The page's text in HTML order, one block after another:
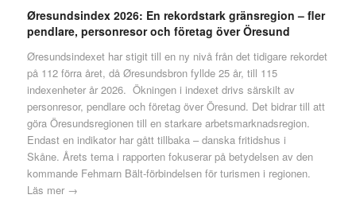
Øresundsindex 2026: En rekordstark gränsregion – fler
pendlare, personresor och företag över Öresund
Øresundsindexet har stigit till en ny nivå från det tidigare rekordet
på 112 förra året, då Øresundsbron fyllde 25 år, till 115
indexenheter år 2026. Ökningen i indexet drivs särskilt av
personresor, pendlare och företag över Öresund. Det bidrar till att
göra Öresundsregionen till en starkare arbetsmarknadsregion.
Endast en indikator har gått tillbaka – danska fritidshus i
Skåne. Årets tema i rapporten fokuserar på betydelsen av den
kommande Fehmarn Bält-förbindelsen för turismen i regionen.
Läs mer →